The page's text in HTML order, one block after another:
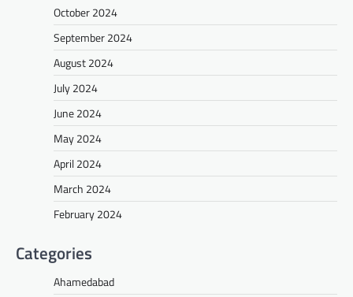
October 2024
September 2024
August 2024
July 2024
June 2024
May 2024
April 2024
March 2024
February 2024
Categories
Ahamedabad